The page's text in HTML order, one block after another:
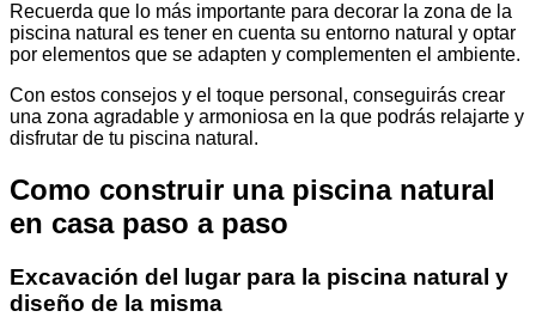
Recuerda que lo más importante para decorar la zona de la
piscina natural es tener en cuenta su entorno natural y optar
por elementos que se adapten y complementen el ambiente.
Con estos consejos y el toque personal, conseguirás crear
una zona agradable y armoniosa en la que podrás relajarte y
disfrutar de tu piscina natural.
Como construir una piscina natural
en casa paso a paso
Excavación del lugar para la piscina natural y
diseño de la misma